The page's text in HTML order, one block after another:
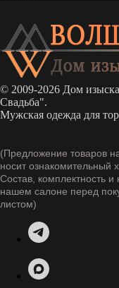
© 2009-2026 Дом
Свадьба".
Мужская одежда для
(Предложение товаров
носит ознакомительный
Состав, комплектность
нашем салоне перед
листом)